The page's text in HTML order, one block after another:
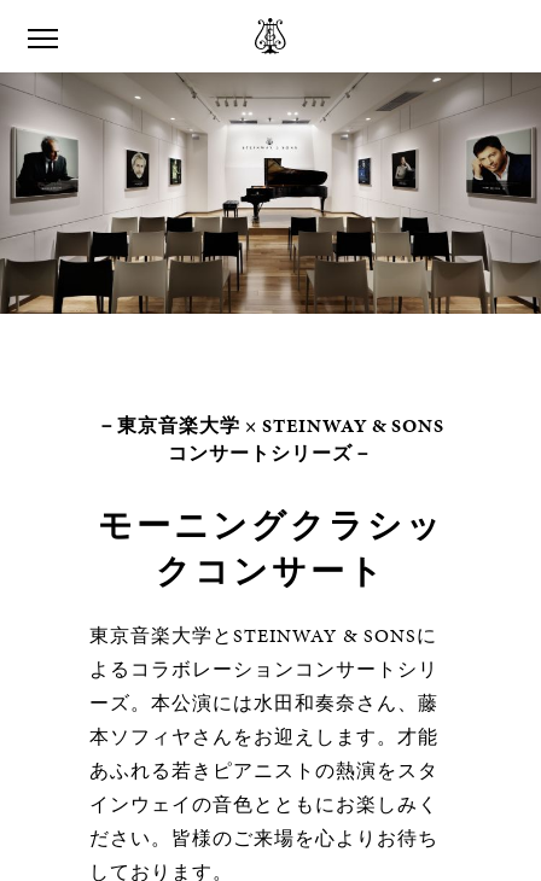
－東京音楽大学 × STEINWAY & SONS
コンサートシリーズ－
モーニングクラシッ
クコンサート
東京音楽大学とSTEINWAY & SONSに
よるコラボレーションコンサートシリ
ーズ。本公演には水田和奏奈さん、藤
本ソフィヤさんをお迎えします。才能
あふれる若きピアニストの熱演をスタ
インウェイの音色とともにお楽しみく
ださい。皆様のご来場を心よりお待ち
しております。